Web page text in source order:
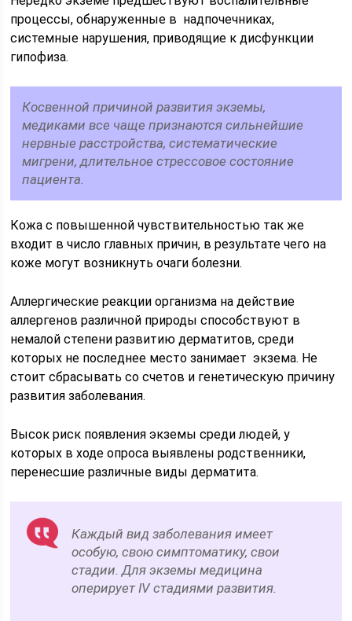
процессы, обнаруженные в надпочечниках,
системные нарушения, приводящие к дисфункции
гипофиза.
Косвенной причиной развития экземы,
медиками все чаще признаются сильнейшие
нервные расстройства, систематические
мигрени, длительное стрессовое состояние
пациента.
Кожа с повышенной чувствительностью так же
входит в число главных причин, в результате чего на
коже могут возникнуть очаги болезни.
Аллергические реакции организма на действие
аллергенов различной природы способствуют в
немалой степени развитию дерматитов, среди
которых не последнее место занимает экзема. Не
стоит сбрасывать со счетов и генетическую причину
развития заболевания.
Высок риск появления экземы среди людей, у
которых в ходе опроса выявлены родственники,
перенесшие различные виды дерматита.
Каждый вид заболевания имеет
особую, свою симптоматику, свои
стадии. Для экземы медицина
оперирует IV стадиями развития.